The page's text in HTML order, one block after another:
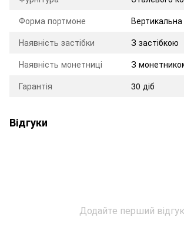
Форма портмоне
Вертикальна
Наявність застібки
З застібкою
Наявність монетниці
З
Гарантія
30 діб
Відгуки
Додайте перший відгук